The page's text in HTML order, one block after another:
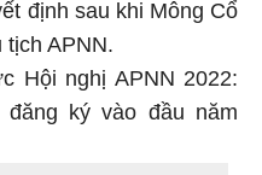
định sau khi Mông Cổ
APNN.
Hội nghị APNN 2022:
ký vào đầu năm